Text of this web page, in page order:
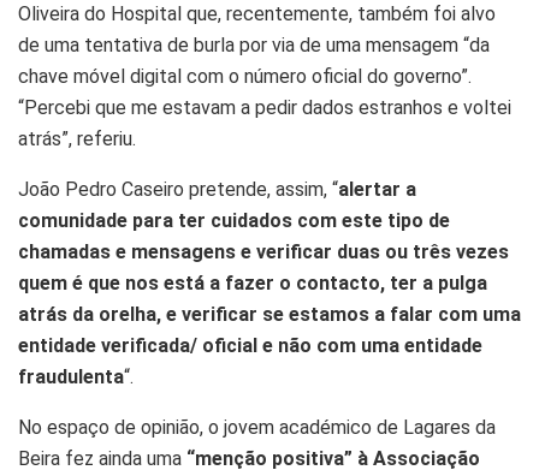
Oliveira do Hospital que, recentemente, também foi alvo
de uma tentativa de burla por via de uma mensagem “da
chave móvel digital com o número oficial do governo”.
“Percebi que me estavam a pedir dados estranhos e voltei
atrás”, referiu.
João Pedro Caseiro pretende, assim, “alertar a
comunidade para ter cuidados com este tipo de
chamadas e mensagens e verificar duas ou três vezes
quem é que nos está a fazer o contacto, ter a pulga
atrás da orelha, e verificar se estamos a falar com uma
entidade verificada/ oficial e não com uma entidade
fraudulenta“.
No espaço de opinião, o jovem académico de Lagares da
Beira fez ainda uma “menção positiva” à Associação